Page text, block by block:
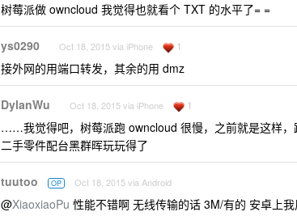
树莓派做 owncloud 我觉得也就看个 TXT 的水平了= =
ys0290 Oct 18, 2015 via iPhone 1
接外网的用端口转发，其余的用 dmz
DylanWu Oct 18, 2015 via iPhone 1
……我觉得吧，树莓派跑 owncloud 很慢，之前就是这样
二手零件配台黑群晖玩玩得了
tuutoo OP Oct 18, 2015 via Android
@XiaoxiaoPu 性能不错啊 无线传输的话 3M/有的 安卓上